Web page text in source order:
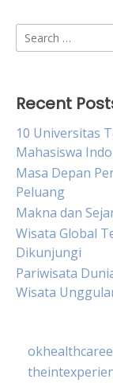
Search
for:
Recent
10 Universitas
Mahasiswa
Masa Depan
Peluang
Makna dan
Wisata Global
Dikunjungi
Pariwisata
Wisata